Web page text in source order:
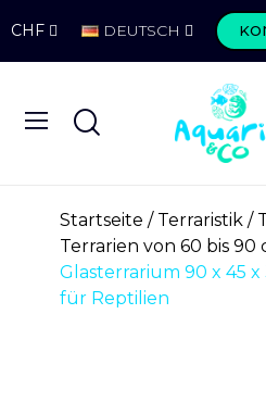
CHF DEUTSCH
Startseite Terraristik
Terrarien von 60 bis 90
Glasterrarium 90 x 45
für Reptilien